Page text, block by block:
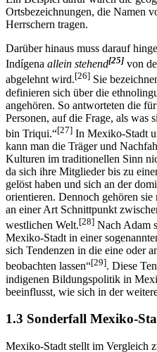
Ein Beispiel dafür wären die
Ortsbezeichnungen, die Namen
Darüber hinaus muss darauf
Indígenaallein stehend
von
abgelehnt wird.[26]Sie
definieren sich über die
angehören. So antworteten die
Personen, auf die Frage, als was
bin Triqui.“[27]In Mexiko-Stadt
kann man die Träger und
Kulturen im traditionellen Sinn
da sich ihre Mitglieder bis zu
gelöst haben und sich an der
orientieren. Dennoch gehören sie
an einer Art Schnittpunkt
westlichen Welt. [28]Nach Adam
Mexiko-Stadt in einer
sich Tendenzen in die eine oder
beobachten lassen“[29]. Diese
indigenen Bildungspolitik in